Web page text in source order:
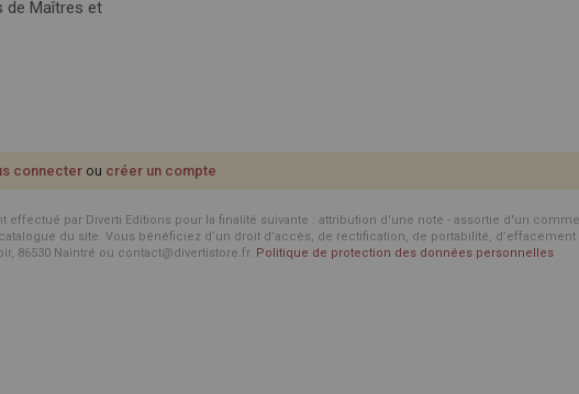
de Maîtres et
connecter ou créer un compte
par Diverti Editions pour la finalité suivante : attribution d'une note - assortie d'un
du site. Vous bénéficiez d’un droit d’accès, de rectification, de portabilité,
86530 Naintré ou contact@divertistore.fr. Politique de protection des données personnelles